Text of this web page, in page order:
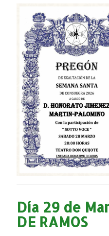
Día 29 de
DE RAMOS